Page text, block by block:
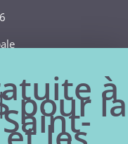
à
pour la